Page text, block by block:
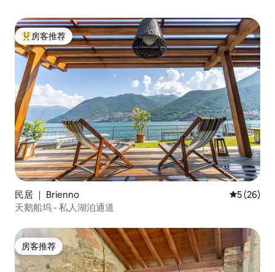
热门「房客推荐」
房客推荐
民居 ｜ Brienno 平均评分
5 (26)
天鹅船坞 - 私人湖泊通道
房客推荐
房客推荐